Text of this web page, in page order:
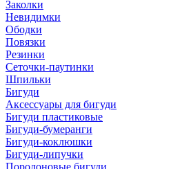
Заколки
Невидимки
Ободки
Повязки
Резинки
Сеточки-паутинки
Шпильки
Бигуди
Аксессуары для бигуди
Бигуди пластиковые
Бигуди-бумеранги
Бигуди-коклюшки
Бигуди-липучки
Поролоновые бигуди